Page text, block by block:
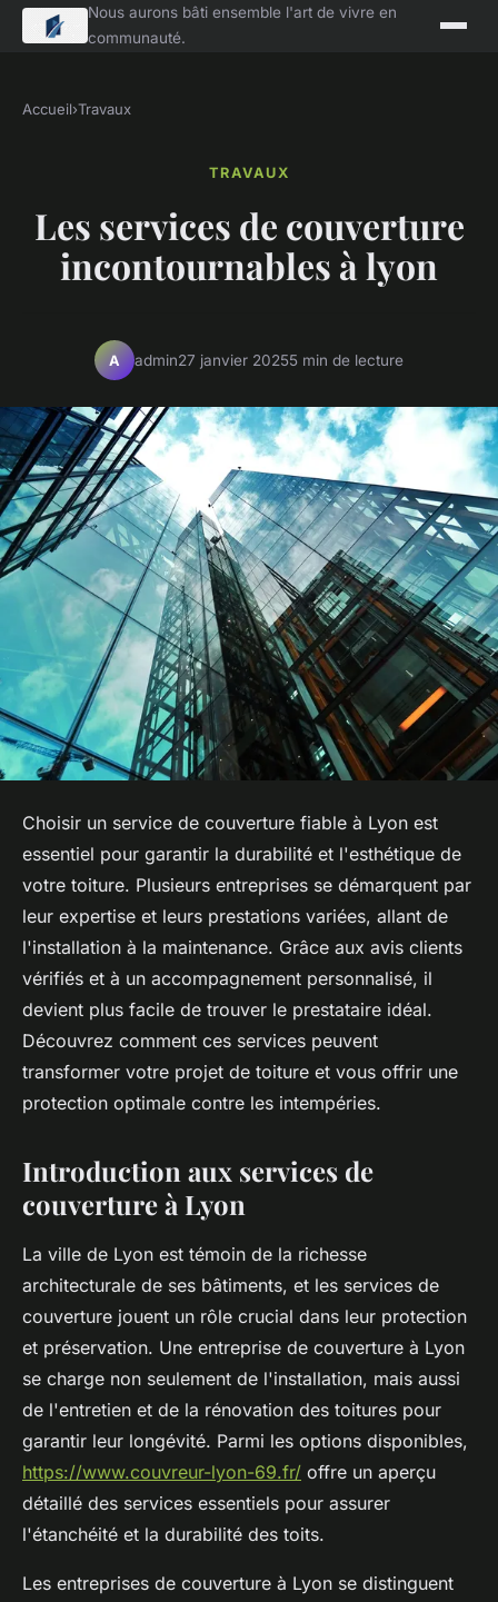
Nous aurons bâti ensemble l'art de vivre en
communauté.
Accueil›Travaux
TRAVAUX
Les services de couverture
incontournables à lyon
A admin27 janvier 20255 min de lecture
Choisir un service de couverture fiable à Lyon est
essentiel pour garantir la durabilité et l'esthétique de
votre toiture. Plusieurs entreprises se démarquent par
leur expertise et leurs prestations variées, allant de
l'installation à la maintenance. Grâce aux avis clients
vérifiés et à un accompagnement personnalisé, il
devient plus facile de trouver le prestataire idéal.
Découvrez comment ces services peuvent
transformer votre projet de toiture et vous offrir une
protection optimale contre les intempéries.
Introduction aux services de
couverture à Lyon
La ville de Lyon est témoin de la richesse
architecturale de ses bâtiments, et les services de
couverture jouent un rôle crucial dans leur protection
et préservation. Une entreprise de couverture à Lyon
se charge non seulement de l'installation, mais aussi
de l'entretien et de la rénovation des toitures pour
garantir leur longévité. Parmi les options disponibles,
https://www.couvreur-lyon-69.fr/ offre un aperçu
détaillé des services essentiels pour assurer
l'étanchéité et la durabilité des toits.
Les entreprises de couverture à Lyon se distinguent